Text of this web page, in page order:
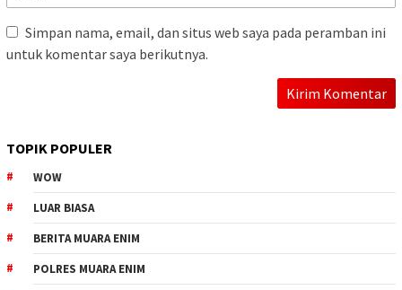
Simpan nama, email, dan situs web saya pada peramban ini
untuk komentar saya berikutnya.
TOPIK POPULER
WOW
LUAR BIASA
BERITA MUARA ENIM
POLRES MUARA ENIM